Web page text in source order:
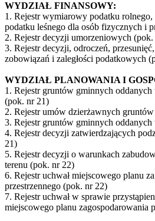
WYDZIAŁ FINANSOWY:
1. Rejestr wymiarowy podatku
podatku leśnego dla osób fizycznych i
2. Rejestr decyzji umorzeniowych
3. Rejestr decyzji, odroczeń, przesunięć,
zobowiązań i zaległości podatkowych
WYDZIAŁ PLANOWANIA I
1. Rejestr gruntów gminnych
(pok. nr 21)
2. Rejestr umów dzierżawnych
3. Rejestr gruntów gminnych
4. Rejestr decyzji zatwierdzających
21)
5. Rejestr decyzji o warunkach
terenu (pok. nr 22)
6. Rejestr uchwał miejscowego planu
przestrzennego (pok. nr 22)
7. Rejestr uchwał w sprawie
miejscowego planu zagospodarowania